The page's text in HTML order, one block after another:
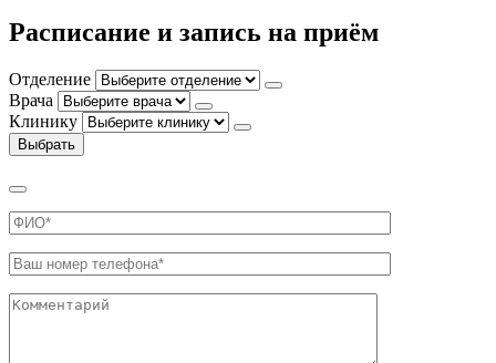
Расписание и запись на приём
Отделение
Врача
Клинику
Выбрать